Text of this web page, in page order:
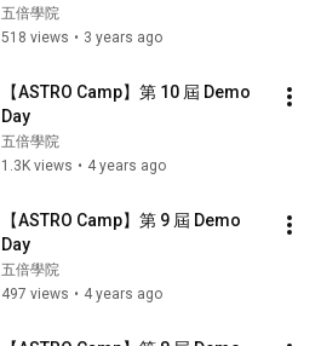
五倍學院
518 views • 3 years ago
【ASTRO Camp】第 10 屆 Demo
Day
五倍學院
1.3K views • 4 years ago
【ASTRO Camp】第 9 屆 Demo
Day
五倍學院
497 views • 4 years ago